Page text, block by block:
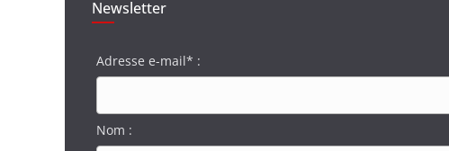
Newsletter
Adresse e-mail* :
Nom :